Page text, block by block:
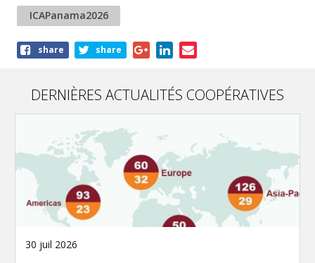
ICAPanama2026
Shareshare share
DERNIÈRES ACTUALITÉS COOPÉRATIVES
30 juil 2026